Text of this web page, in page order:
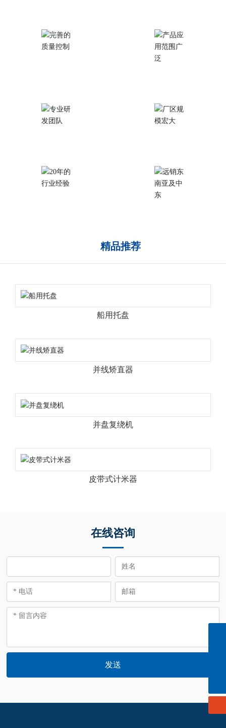
精品推荐
船用托盘
并线矫直器
并盘复绕机
皮带式计米器
在线咨询
发送